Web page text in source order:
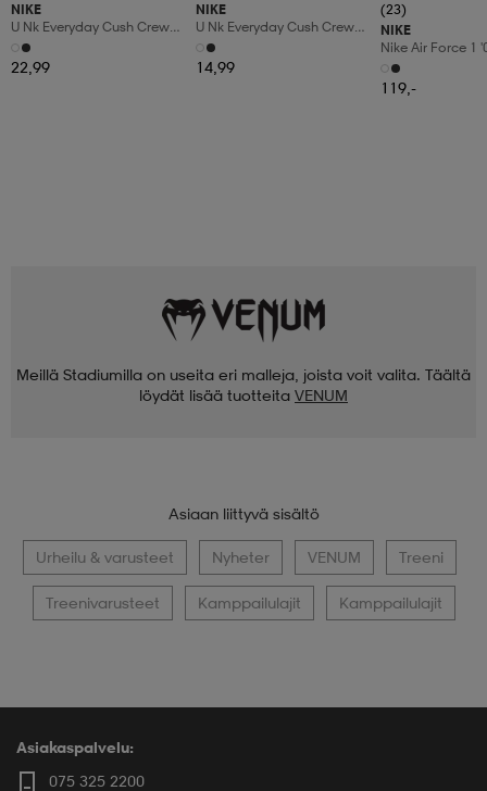
NIKE
U Nk Everyday Cush Crew
6pr-Bd
22,99
NIKE
U Nk Everyday Cush Crew
3pr
14,99
(23)
NIKE
Nike Air Force 1
Shoes
119,-
Meillä Stadiumilla on useita eri malleja, joista voit valita. Täältä
löydät lisää tuotteita VENUM
Asiaan liittyvä sisältö
Urheilu & varusteet Nyheter VENUM Treeni
Treenivarusteet Kamppailulajit Kamppailulajit
Asiakaspalvelu:
075 325 2200